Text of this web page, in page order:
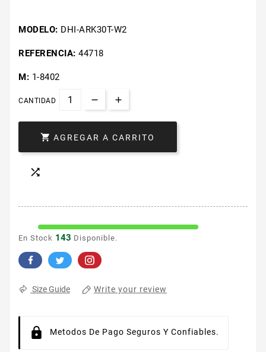
MODELO: DHI-ARK30T-W2
REFERENCIA: 44718
M: 1-8402
CANTIDAD
 AGREGAR A CARRITO

En Stock 143 Disponible.
Size Guide Write your review
Metodos De Pago Seguros Y Confiables.